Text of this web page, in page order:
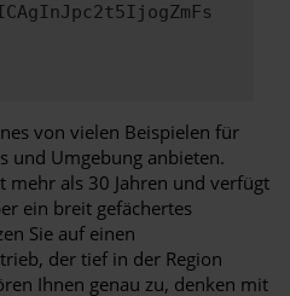
von vielen Beispielen für
und Umgebung anbieten.
mehr als 30 Jahren und verfügt
ein breit gefächertes
Sie auf einen
der tief in der Region
Ihnen genau zu, denken mit